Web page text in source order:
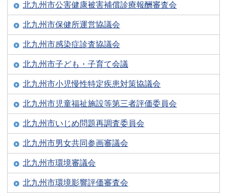
北九州市公害健康被害補償診療報酬審査会
北九州市保健所運営協議会
北九州市感染症診査協議会
北九州市子ども・子育て会議
北九州市小児慢性特定疾患対策協議会
北九州市児童福祉施設等第三者評価委員会
北九州市いじめ問題再調査委員会
北九州市男女共同参画審議会
北九州市環境審議会
北九州市環境影響評価審査会